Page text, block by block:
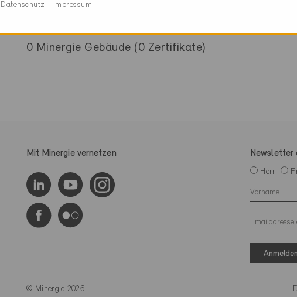
0 Minergie Gebäude (0 Zertifikate)
Mit Minergie vernetzen Newsletter
Herr
Anmelden
© Minergie 2026
Datenschutz Impressum